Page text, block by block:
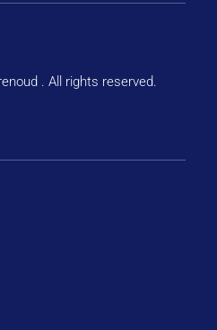
. All rights reserved.